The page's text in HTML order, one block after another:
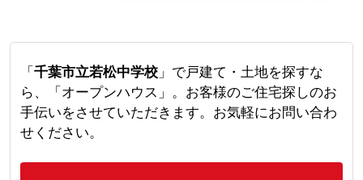
「 千葉市立若松中学校」で戸建て・土地を探すな
ら、「オープンハウス」。お客様のご住宅探しのお
手伝いをさせていただきます。お気軽にお問い合わ
せください。